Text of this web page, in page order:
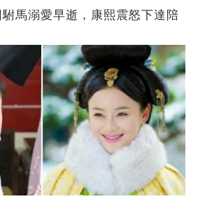
馬溺愛早逝，康熙震怒下達陪